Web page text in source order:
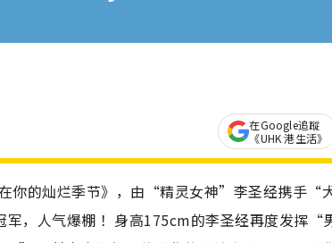
在Google追蹤
《UHK 港生活》
你的灿烂季节》，由“精灵女神”李圣经携手“
军，人气爆棚 ！身高175cm的李圣经再度发挥